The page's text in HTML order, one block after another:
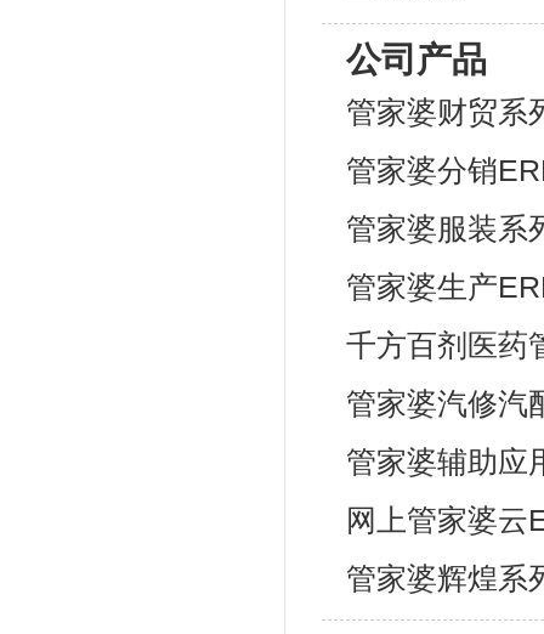
公司产品
管家婆财贸系
管家婆分销
管家婆服装系
管家婆生产
千方百剂医药
管家婆汽修汽
管家婆辅助应
网上管家婆云
管家婆辉煌系